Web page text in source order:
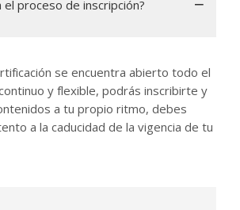
el proceso de inscripción?
se encuentra abierto todo el
y flexible, podrás inscribirte y
a tu propio ritmo, debes
a la caducidad de la vigencia de tu